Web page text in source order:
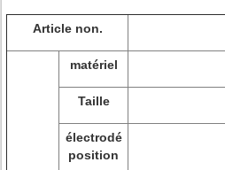
Article non.
matériel
Taille
électrodé
position